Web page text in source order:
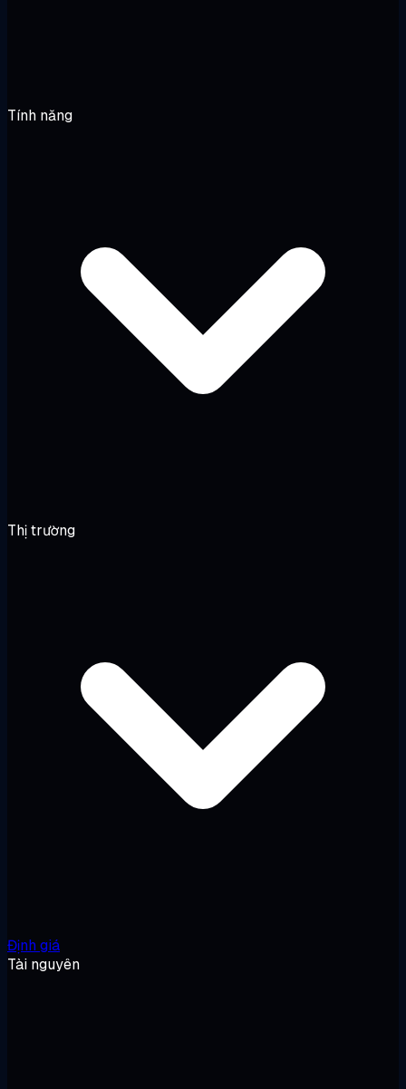
Tính năng
Thị trường
Định giá
Tài nguyên